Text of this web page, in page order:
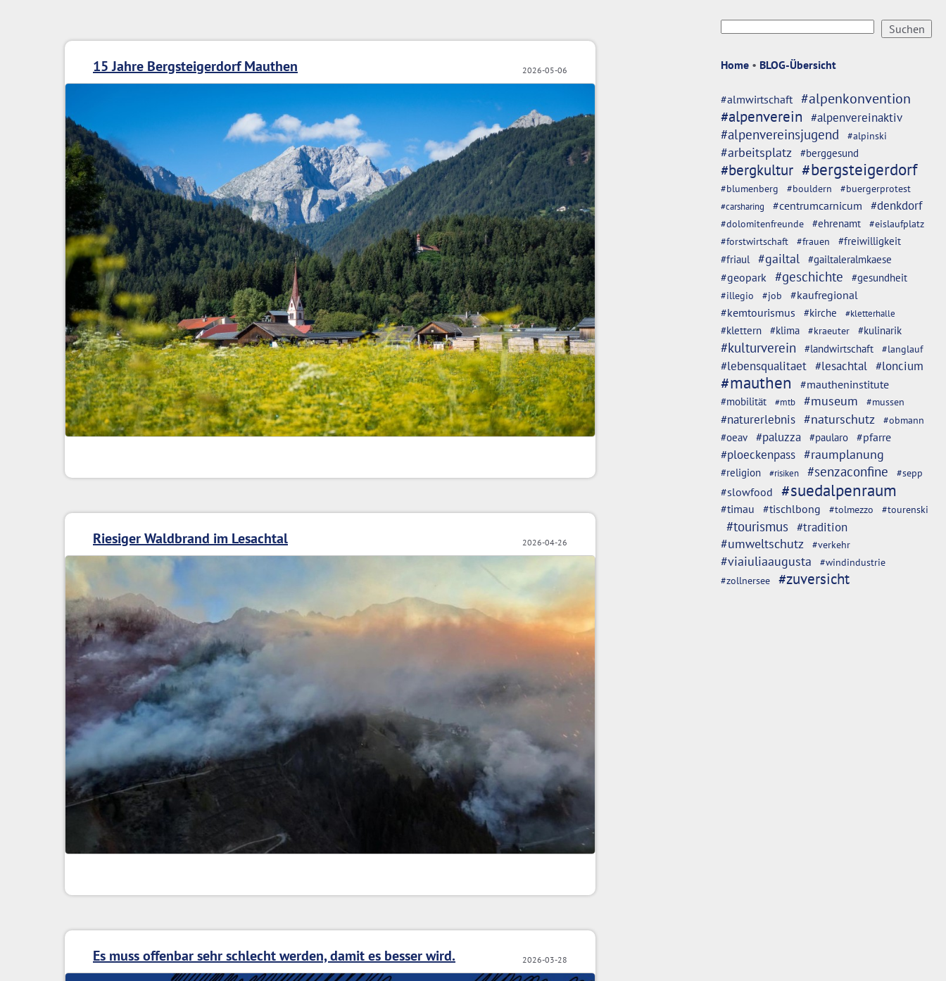
Home • BLOG-Übersicht
#almwirtschaft #alpenkonvention
#alpenverein #alpenvereinaktiv
#alpenvereinsjugend #alpinski
#arbeitsplatz #berggesund
#bergkultur #bergsteigerdorf
#blumenberg #bouldern
#buergerprotest
#carsharing
#centrumcarnicum #denkdorf
#dolomitenfreunde #ehrenamt
#eislaufplatz
#forstwirtschaft
#frauen
#freiwilligkeit
#friaul
#gailtal #gailtaleralmkaese
#geopark #geschichte #gesundheit
#illegio #job
#kaufregional
#kemtourismus
#kirche #kletterhalle
#klettern #klima #kraeuter #kulinarik
#kulturverein #landwirtschaft #langlauf
#lebensqualitaet #lesachtal #loncium
#mauthen #mautheninstitute
#mobilität #mtb #museum #mussen
#naturerlebnis #naturschutz #obmann
#oeav #paluzza #paularo #pfarre
#ploeckenpass #raumplanung
#religion #risiken #senzaconfine #sepp
#slowfood #suedalpenraum
#timau #tischlbong #tolmezzo #tourenski
#tourismus #tradition
#umweltschutz
#verkehr
#viaiuliaaugusta #windindustrie
#zollnersee #zuversicht
2026-05-06
15 Jahre Bergsteigerdorf Mauthen
2026-04-26
Riesiger Waldbrand im Lesachtal
2026-03-28
Es muss offenbar sehr schlecht werden, damit es besser wird.